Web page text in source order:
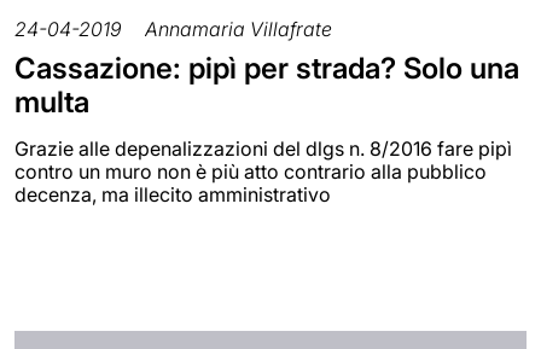
24-04-2019 Annamaria Villafrate
Cassazione: pipì per strada? Solo una
multa
Grazie alle depenalizzazioni del dlgs n. 8/2016 fare pipì
contro un muro non è più atto contrario alla pubblico
decenza, ma illecito amministrativo